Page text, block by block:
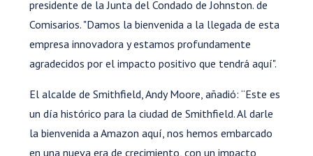
presidente de la Junta del Condado de Johnston. de
Comisarios. "Damos la bienvenida a la llegada de esta
empresa innovadora y estamos profundamente
agradecidos por el impacto positivo que tendrá aquí".
El alcalde de Smithfield, Andy Moore, añadió: “Este es
un día histórico para la ciudad de Smithfield. Al darle
la bienvenida a Amazon aquí, nos hemos embarcado
en una nueva era de crecimiento, con un impacto